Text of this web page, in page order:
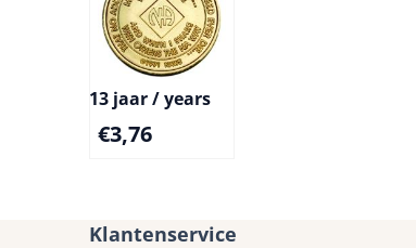
13 jaar / years
€3,76
Klantenservice